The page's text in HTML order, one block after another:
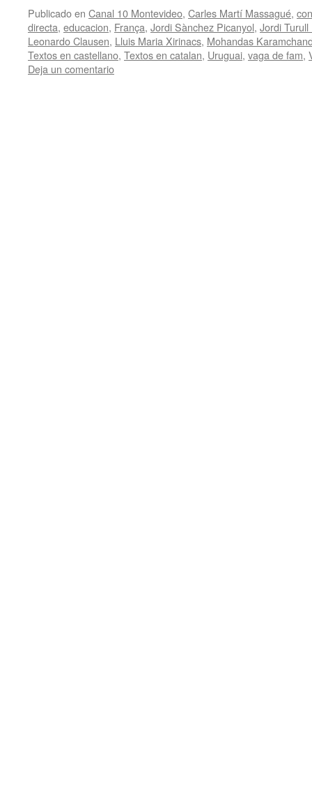
Publicado en Canal 10 Montevideo, Carles Martí Massagué,
directa, educacion, França, Jordi Sànchez Picanyol, Jordi Turull
Leonardo Clausen, Lluis Maria Xirinacs, Mohandas
Textos en castellano, Textos en catalan, Uruguai, vaga de fam,
Deja un comentario